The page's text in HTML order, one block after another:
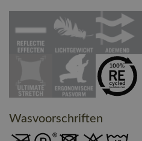
Wasvoorschriften